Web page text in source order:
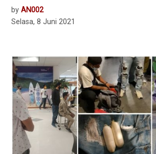
by AN002
Selasa, 8 Juni 2021